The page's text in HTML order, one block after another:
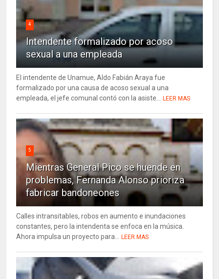
4
Intendente formalizado por acoso
sexual a una empleada
El intendente de Unamue, Aldo Fabián Araya fue
formalizado por una causa de acoso sexual a una
empleada, el jefe comunal contó con la asiste... LEER MAS
5
Mientras General Pico se huende en
problemas, Fernanda Alonso prioriza
fabricar bandoneones
Calles intransitables, robos en aumento e inundaciones
constantes, pero la intendenta se enfoca en la música.
Ahora impulsa un proyecto para... LEER MAS